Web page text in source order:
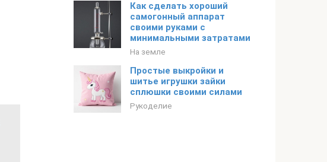
Как сделать хороший
самогонный аппарат
своими руками с
минимальными затратами
На земле
Простые выкройки и
шитье игрушки зайки
сплюшки своими силами
Рукоделие